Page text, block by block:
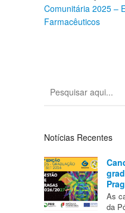
Comunitária 2025 –
Farmacêuticos
Notícias Recentes
As
da